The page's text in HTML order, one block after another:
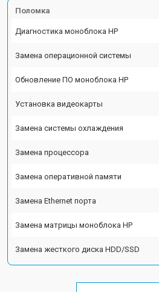
Поломка
Диагностика моноблока HP
Замена операционной системы
Обновление ПО моноблока HP
Установка видеокарты
Замена системы охлаждения
Замена процессора
Замена оперативной памяти
Замена Ethernet порта
Замена матрицы моноблока HP
Замена жесткого диска HDD/SSD